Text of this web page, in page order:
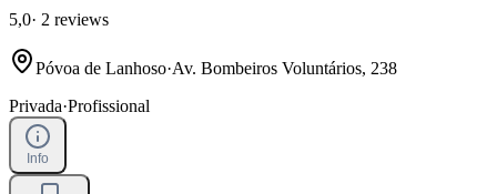
5,0· 2 reviews
Póvoa de Lanhoso·Av. Bombeiros Voluntários, 238
Privada·Profissional
Info